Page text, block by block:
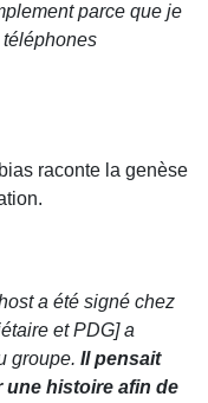
parce que je
téléphones
raconte la genèse
a été signé chez
et PDG] a
groupe. Il pensait
une histoire afin de